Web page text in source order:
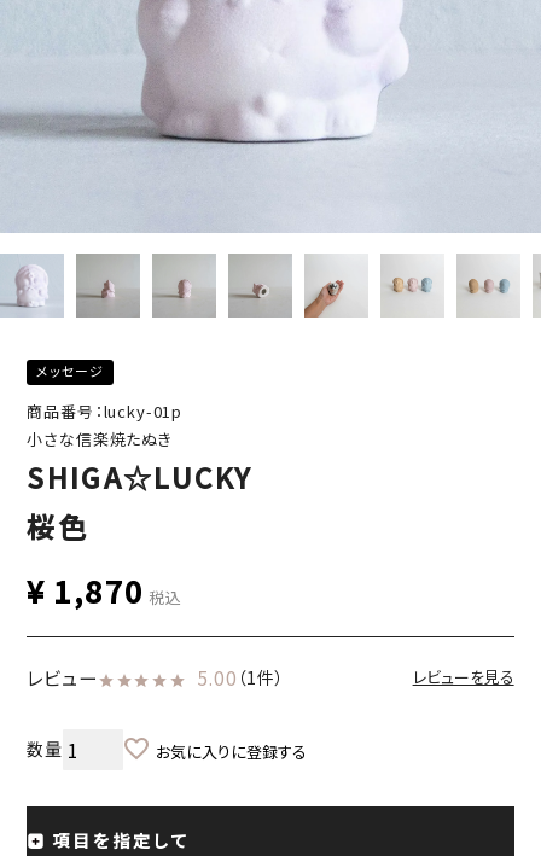
メッセージ
商品番号：lucky-01p
小さな信楽焼たぬき
SHIGA☆LUCKY
桜色
¥ 1,870 税込
レビュー 5.00 （1件） レビューを見る
お気に入りに登録する
項目を指定して